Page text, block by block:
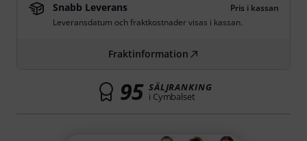
Snabb Leverans
Pris i kassan
Leveransdatum och fraktkostnader visas i kassan.
Fraktinformation
95 SÄLJRANKING
i Cymbalset